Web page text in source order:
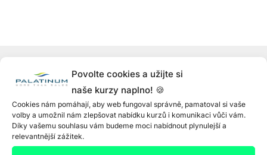
Povolte cookies a užijte si
naše kurzy naplno! 🍪
Cookies nám pomáhají, aby web fungoval správně, pamatoval si vaše
volby a umožnil nám zlepšovat nabídku kurzů i komunikaci vůči vám.
Díky vašemu souhlasu vám budeme moci nabídnout plynulejší a
relevantnější zážitek.
Mohlo by vás zajímat